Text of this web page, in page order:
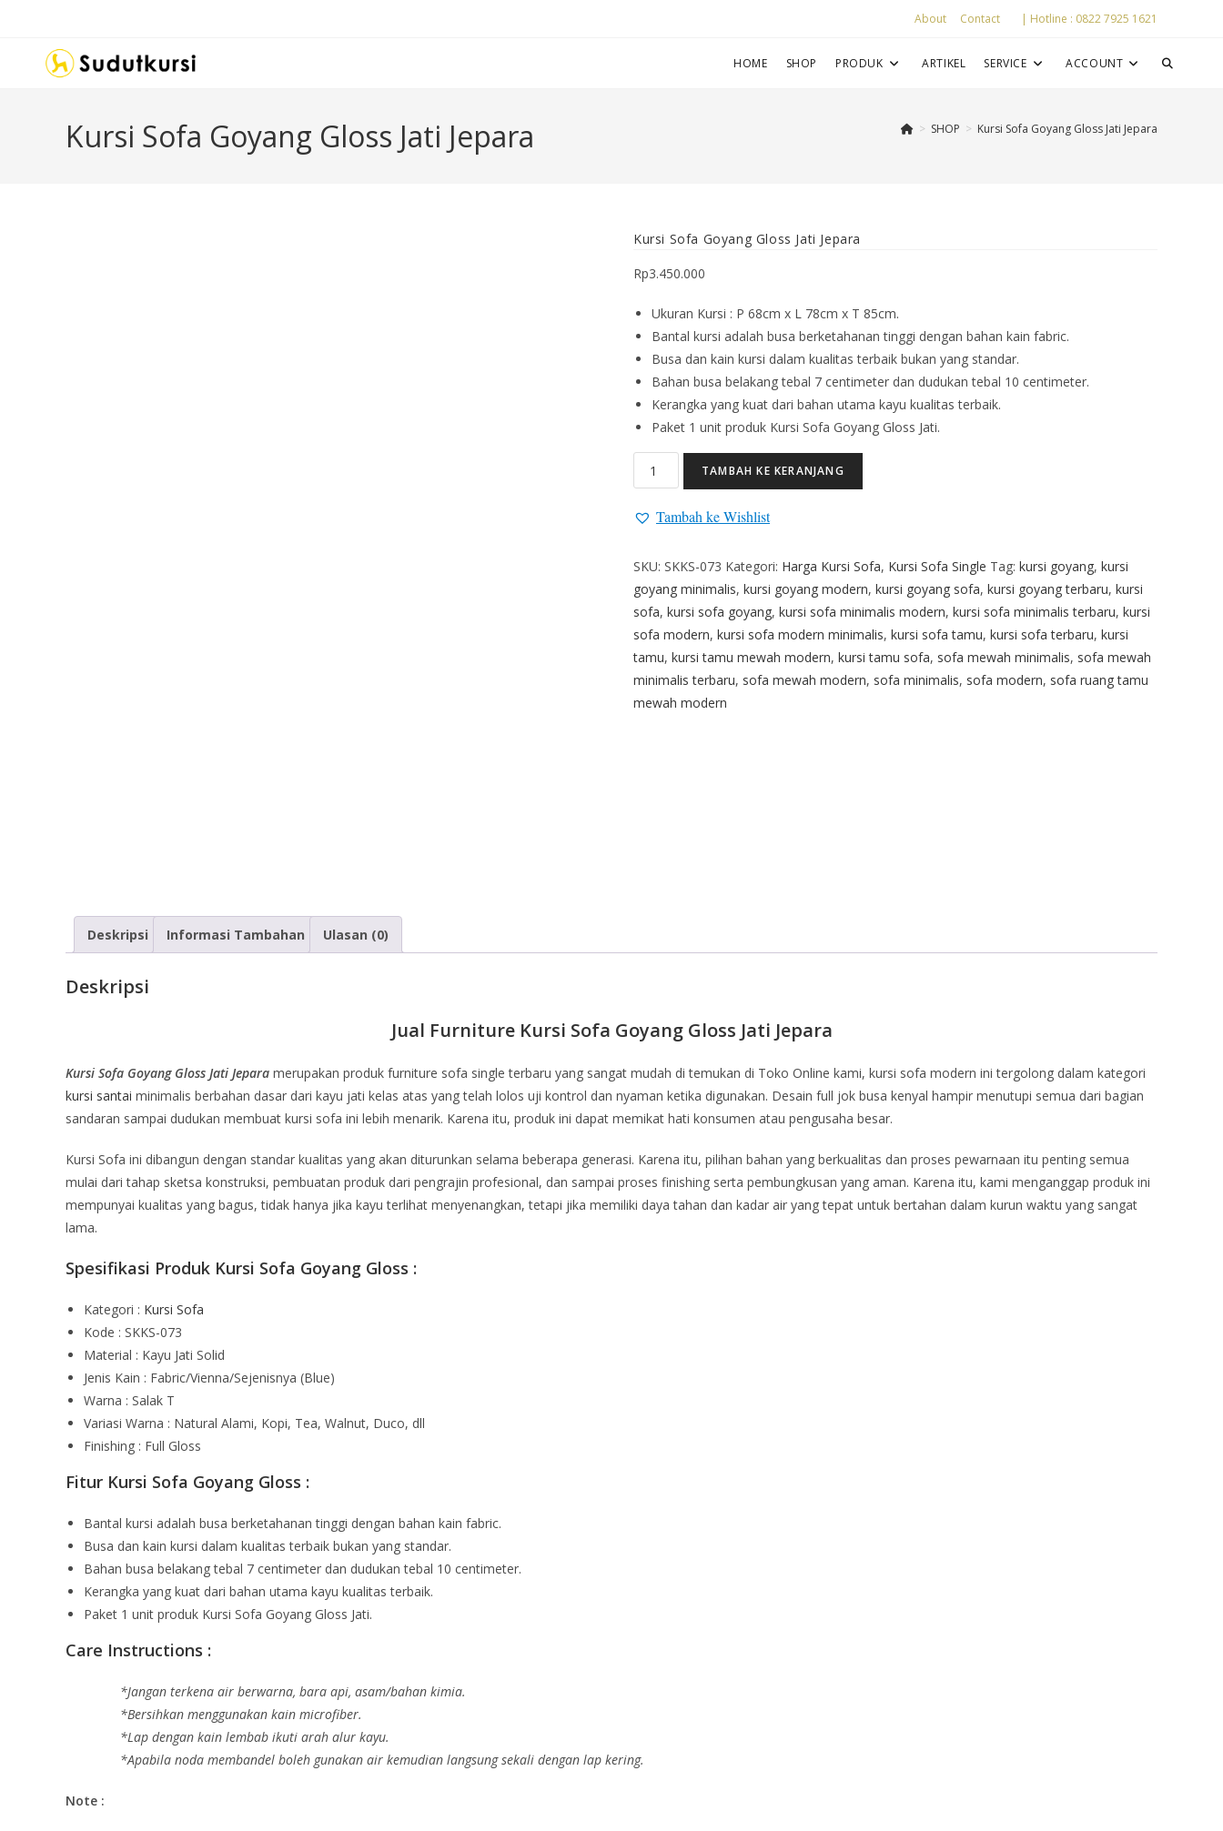
About Contact | Hotline : 0822 7925 1621
HOME SHOP PRODUK ARTIKEL SERVICE ACCOUNT
Kursi Sofa Goyang Gloss Jati Jepara > SHOP > Kursi Sofa Goyang Gloss Jati Jepara
Kursi Sofa Goyang Gloss Jati Jepara
Rp3.450.000
Ukuran Kursi : P 68cm x L 78cm x T 85cm.
Bantal kursi adalah busa berketahanan tinggi dengan bahan kain fabric.
Busa dan kain kursi dalam kualitas terbaik bukan yang standar.
Bahan busa belakang tebal 7 centimeter dan dudukan tebal 10 centimeter.
Kerangka yang kuat dari bahan utama kayu kualitas terbaik.
Paket 1 unit produk Kursi Sofa Goyang Gloss Jati.
TAMBAH KE KERANJANG
Tambah ke Wishlist
SKU: SKKS-073 Kategori: Harga Kursi Sofa, Kursi Sofa Single Tag: kursi goyang, kursi
goyang minimalis, kursi goyang modern, kursi goyang sofa, kursi goyang terbaru, kursi
sofa, kursi sofa goyang, kursi sofa minimalis modern, kursi sofa minimalis terbaru, kursi
sofa modern, kursi sofa modern minimalis, kursi sofa tamu, kursi sofa terbaru, kursi
tamu, kursi tamu mewah modern, kursi tamu sofa, sofa mewah minimalis, sofa mewah
minimalis terbaru, sofa mewah modern, sofa minimalis, sofa modern, sofa ruang tamu
mewah modern
Deskripsi Informasi Tambahan Ulasan (0)
Deskripsi
Jual Furniture Kursi Sofa Goyang Gloss Jati Jepara
Kursi Sofa Goyang Gloss Jati Jepara merupakan produk furniture sofa single terbaru yang sangat mudah di temukan di Toko Online kami, kursi sofa modern ini tergolong dalam kategori
kursi santai minimalis berbahan dasar dari kayu jati kelas atas yang telah lolos uji kontrol dan nyaman ketika digunakan. Desain full jok busa kenyal hampir menutupi semua dari bagian
sandaran sampai dudukan membuat kursi sofa ini lebih menarik. Karena itu, produk ini dapat memikat hati konsumen atau pengusaha besar.
Kursi Sofa ini dibangun dengan standar kualitas yang akan diturunkan selama beberapa generasi. Karena itu, pilihan bahan yang berkualitas dan proses pewarnaan itu penting semua
mulai dari tahap sketsa konstruksi, pembuatan produk dari pengrajin profesional, dan sampai proses finishing serta pembungkusan yang aman. Karena itu, kami menganggap produk ini
mempunyai kualitas yang bagus, tidak hanya jika kayu terlihat menyenangkan, tetapi jika memiliki daya tahan dan kadar air yang tepat untuk bertahan dalam kurun waktu yang sangat
lama.
Spesifikasi Produk Kursi Sofa Goyang Gloss :
Kategori : Kursi Sofa
Kode : SKKS-073
Material : Kayu Jati Solid
Jenis Kain : Fabric/Vienna/Sejenisnya (Blue)
Warna : Salak T
Variasi Warna : Natural Alami, Kopi, Tea, Walnut, Duco, dll
Finishing : Full Gloss
Fitur Kursi Sofa Goyang Gloss :
Bantal kursi adalah busa berketahanan tinggi dengan bahan kain fabric.
Busa dan kain kursi dalam kualitas terbaik bukan yang standar.
Bahan busa belakang tebal 7 centimeter dan dudukan tebal 10 centimeter.
Kerangka yang kuat dari bahan utama kayu kualitas terbaik.
Paket 1 unit produk Kursi Sofa Goyang Gloss Jati.
Care Instructions :
*Jangan terkena air berwarna, bara api, asam/bahan kimia.
*Bersihkan menggunakan kain microfiber.
*Lap dengan kain lembab ikuti arah alur kayu.
*Apabila noda membandel boleh gunakan air kemudian langsung sekali dengan lap kering.
Note :